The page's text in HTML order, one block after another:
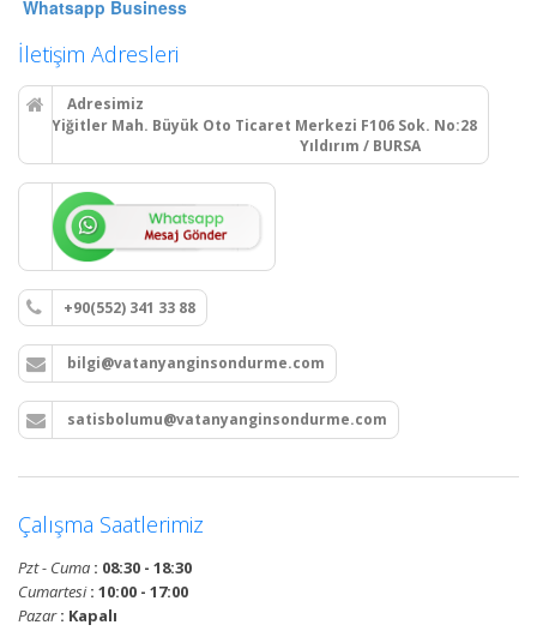
Whatsapp Business
İletişim Adresleri
Adresimiz
Yiğitler Mah. Büyük Oto Ticaret Merkezi F106 Sok. No:28
Yıldırım / BURSA
+90(552) 341 33 88
bilgi@vatanyanginsondurme.com
satisbolumu@vatanyanginsondurme.com
Çalışma Saatlerimiz
Pzt - Cuma : 08:30 - 18:30
Cumartesi: 10:00 - 17:00
Pazar: Kapalı